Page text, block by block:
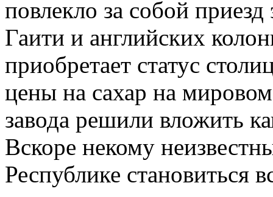
повлекло за собой
Гаити и английских
приобретает статус
цены на сахар на
завода решили вложить
Вскоре некому
Республике становиться